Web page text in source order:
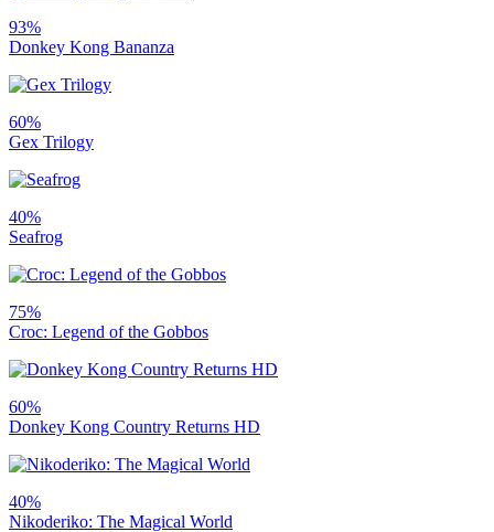
93%
Donkey Kong Bananza
60%
Gex Trilogy
40%
Seafrog
75%
Croc: Legend of the Gobbos
60%
Donkey Kong Country Returns HD
40%
Nikoderiko: The Magical World